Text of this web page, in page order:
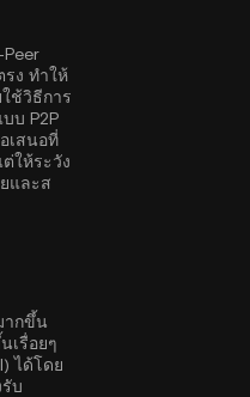
รง ทำให้
ช้วิธีการ
บ P2P
เสนอที่
ให้ระวัง
และส
ากขึ้น
เรื่อยๆ
ได้โดย
บ